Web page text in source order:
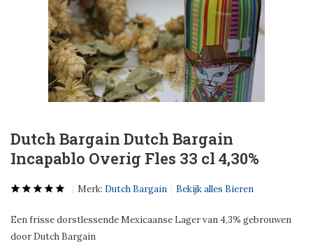
Dutch Bargain Dutch Bargain
Incapablo Overig Fles 33 cl 4,30%
Merk: Dutch Bargain Bekijk alles Bieren
Een frisse dorstlessende Mexicaanse Lager van 4,3% gebrouwen
door Dutch Bargain